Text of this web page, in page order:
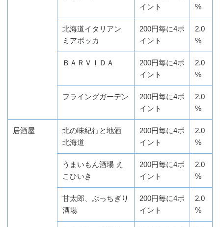
イント
%
北海道イタリアン
ミアボッカ
200円毎に4ポ
イント
2.0
%
ＢＡＲＶＩＤＡ
200円毎に4ポ
イント
2.0
%
フライングガーデン
200円毎に4ポ
イント
2.0
%
居酒屋
北の味紀行と地酒
北海道
200円毎に4ポ
イント
2.0
%
うまいもん酒場 え
こひいき
200円毎に4ポ
イント
2.0
%
甘太郎、ぶっちぎり
酒場
200円毎に4ポ
イント
2.0
%